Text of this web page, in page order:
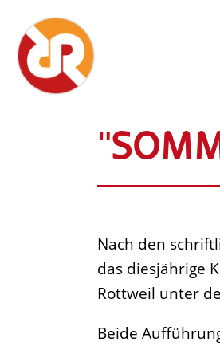
Nach den
das diesjährige
Rottweil unter
Beide